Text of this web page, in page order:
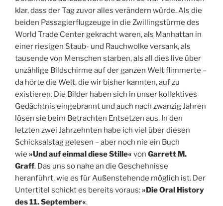
klar, dass der Tag zuvor alles verändern würde. Als die
beiden Passagierflugzeuge in die Zwillingstürme des
World Trade Center gekracht waren, als Manhattan in
einer riesigen Staub- und Rauchwolke versank, als
tausende von Menschen starben, als all dies live über
unzählige Bildschirme auf der ganzen Welt flimmerte –
da hörte die Welt, die wir bisher kannten, auf zu
existieren. Die Bilder haben sich in unser kollektives
Gedächtnis eingebrannt und auch nach zwanzig Jahren
lösen sie beim Betrachten Entsetzen aus. In den
letzten zwei Jahrzehnten habe ich viel über diesen
Schicksalstag gelesen – aber noch nie ein Buch
wie »Und auf einmal diese Stille« von Garrett M.
Graff. Das uns so nahe an die Geschehnisse
heranführt, wie es für Außenstehende möglich ist. Der
Untertitel schickt es bereits voraus: »Die Oral History
des 11. September«.